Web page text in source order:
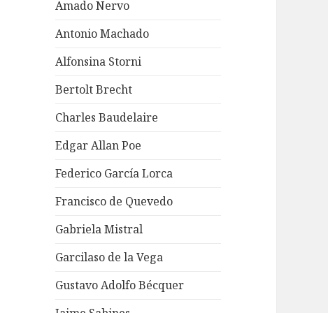
Amado Nervo
Antonio Machado
Alfonsina Storni
Bertolt Brecht
Charles Baudelaire
Edgar Allan Poe
Federico García Lorca
Francisco de Quevedo
Gabriela Mistral
Garcilaso de la Vega
Gustavo Adolfo Bécquer